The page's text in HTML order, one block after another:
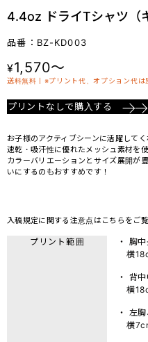
4.4oz ドライTシャツ（
品番：BZ-KD003
¥1,570～
送料無料丨※プリント代、オプション代は
プリントなしで購入する
お子様のアクティブシーンに活躍して
速乾・吸汗性に優れたメッシュ素材を
カラーバリエーションとサイズ展開が
いにするのもおすすめです！
入稿規定に関する注意点は こちら をご
プリント範囲
・ 胸
横
・ 背
横
・ 左
横